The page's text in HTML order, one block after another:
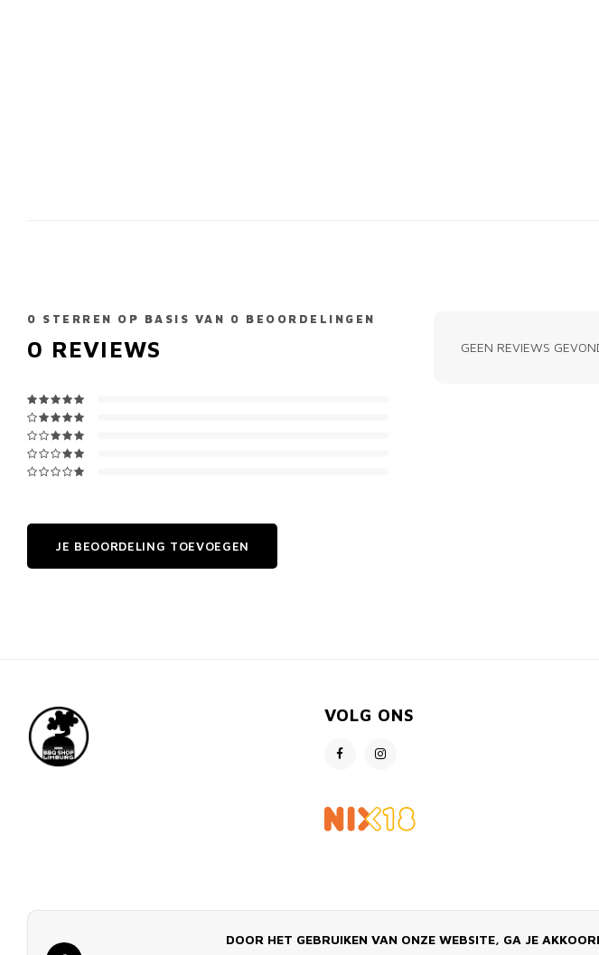
0 STERREN OP BASIS VAN 0 BEOORDELINGEN
0 REVIEWS
JE BEOORDELING TOEVOEGEN
GEEN REVIEWS
VOLG ONS
DOOR HET GEBRUIKEN VAN ONZE WEBSITE, GA JE